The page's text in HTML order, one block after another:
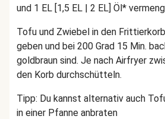
und 1 EL [1,5 EL | 2 EL] Öl*
Tofu und Zwiebel in den
geben und bei 200 Grad 15 Min.
goldbraun sind. Je nach Airfryer
den Korb durchschütteln.
Tipp: Du kannst alternativ auch
in einer Pfanne anbraten